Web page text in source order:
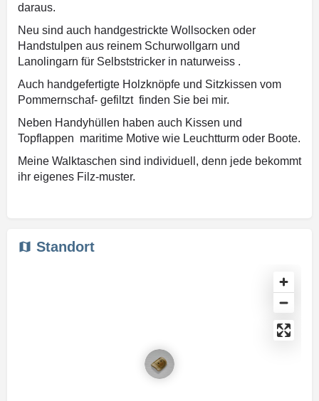
daraus.
Neu sind auch handgestrickte Wollsocken oder
Handstulpen aus reinem Schurwollgarn und
Lanolingarn für Selbststricker in naturweiss .
Auch handgefertigte Holzknöpfe und Sitzkissen vom
Pommernschaf- gefiltzt finden Sie bei mir.
Neben Handyhüllen haben auch Kissen und
Topflappen maritime Motive wie Leuchtturm oder Boote.
Meine Walktaschen sind individuell, denn jede bekommt
ihr eigenes Filz-muster.
Standort